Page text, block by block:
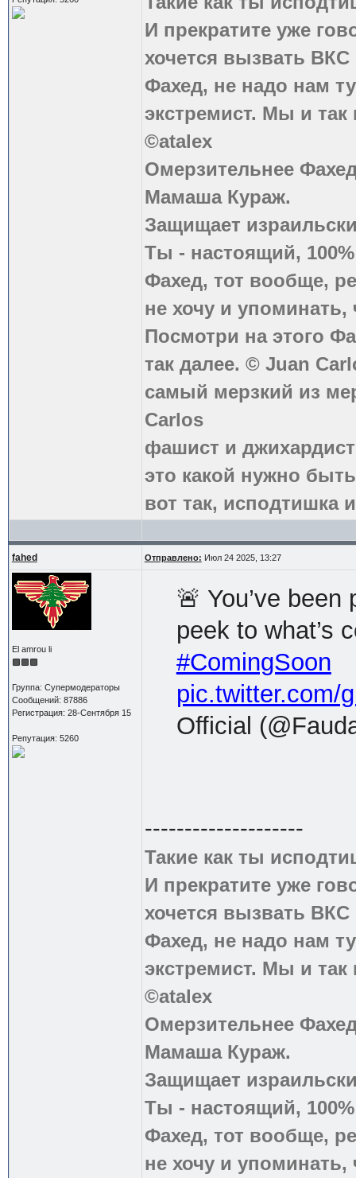
И прекратите уже
хочется вызвать
Фахед, не надо нам
экстремист. Мы и
©atalex
Омерзительнее
Мамаша Кураж.
Защищает
Ты - настоящий,
Фахед, тот вообще,
не хочу и
Посмотри на этого
так далее. © Juan
самый мерзкий из
Carlos
фашист и
это какой нужно
вот так, исподтишка
fahed Отправлено: Июл 24 2025, 13:27
El amrou li
Группа: Супермодераторы
Сообщений: 87886
Регистрация: 28-Сентября 15
Репутация: 5260
🚨 You’ve
peek to what’s
#ComingSoon
pic.twitter.com/
Official
--------------------
Такие как ты
И прекратите уже
хочется вызвать
Фахед, не надо нам
экстремист. Мы и
©atalex
Омерзительнее
Мамаша Кураж.
Защищает
Ты - настоящий,
Фахед, тот вообще,
не хочу и